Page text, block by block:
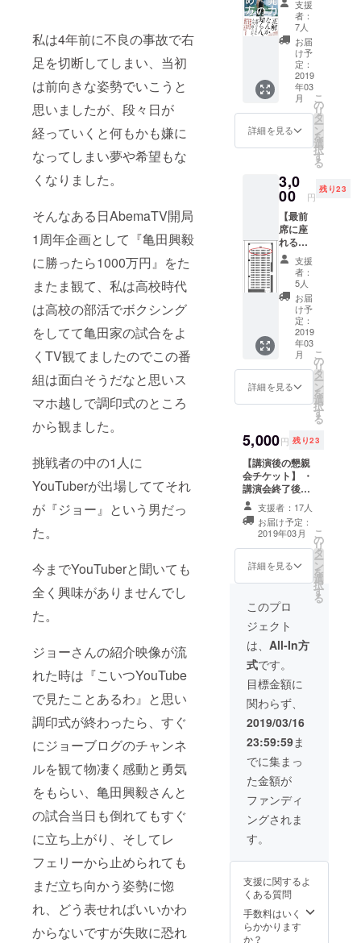
私は4年前に不良の事故で右
足を切断してしまい、当初
は前向きな姿勢でいこうと
思いましたが、段々日が
経っていくと何もかも嫌に
なってしまい夢や希望もな
くなりました。
そんなある日AbemaTV開局
1周年企画として『亀田興毅
に勝ったら1000万円』をた
またま観て、私は高校時代
は高校の部活でボクシング
をしてて亀田家の試合をよ
くTV観てましたのでこの番
組は面白そうだなと思いス
マホ越しで調印式のところ
から観ました。
挑戦者の中の1人に
YouTuberが出場しててそれ
が『ジョー』という男だっ
た。
今までYouTuberと聞いても
全く興味がありませんでし
た。
ジョーさんの紹介映像が流
れた時は『こいつYouTube
で見たことあるわ』と思い
調印式が終わったら、すぐ
にジョーブログのチャンネ
ルを観て物凄く感動と勇気
をもらい、亀田興毅さんと
の試合当日も倒れてもすぐ
に立ち上がり、そしてレ
フェリーから止められても
まだ立ち向かう姿勢に惚
れ、どう表せればいいかわ
からないですが失敗に恐れ
インで
イメー
ジ図で
す。
典で当
ジョー
との写
真&サイ
ンが付
きま
す。 ※
当日受
付にて
確認
し、本
ししま
す。 当
日は全
てにお
いて写
真、動
画の撮
影とサ
インを
求める
のは禁
止と
なって
おりま
すので
この本
を支援
なりま
す。
支援
者：
7人
お届
け予
定：
2019
年03
月
詳細を見る
こ
の
リ
タ
ー
ン
を
選
択
す
る
3,0
00 円
残り23
【最前
席に座
れる権
利】 ・
目の前
ジョー
のトー
クや生
歌を聞
ける
チャン
スで
す！ ・
同伴の
お子様
以下)、
無料で
お席ご
用意い
たしま
支援時
備考欄
に記入
お願い
いたし
見に
なって
しまう
のを未
然に防
ぐこと
ができ
ます。
※支援い
ただい
た順番
でお席
の振り
分けを
させて
いただ
きます
が、椅
れば、
どこで
も支援
時に空
席座席
の選択
支援
者：
5人
お届
け予
定：
2019
年03
月
詳細を見る
こ
の
リ
タ
ー
ン
を
選
択
す
る
5,000円 残り23
【講演後の懇親
会チケット】 ・
講演会終了後に
別会場にて
ジョーとより深
く触れ合う機会
をご用意いたし
ました。 ・飲み
放題(食事付き)
に参加できま
す。 こちらのご
支援金以外の費
用はかかりませ
ん。 ※日中時間
がとれず、講演
会に来られな
かった方、懇親
会のみの参加も
できます。 お店
メッセージにて
連絡します。 場
所は鹿児島市天
文館付近の予定
です。 ・高校生
以下は基本的に
は参加不可です
が、保護者同伴
に限り参加可能
とさせていただ
きます。 お子様
連れの方は小学
生以下は無料で
す。中学生以上
の方は一律5000
円の支援をお願
支援者：17人
お届け予定：
2019年03月
詳細を見る
こ
の
リ
タ
ー
ン
を
選
択
す
る
このプロ
ジェクト
は、 All-In方
式です。
目標金額に
関わらず、
2019/03/16
23:59:59ま
でに集まっ
た金額が
ファンディ
ングされま
す。
支援に関するよ
くある質問
手数料はいく
らかかります
か？